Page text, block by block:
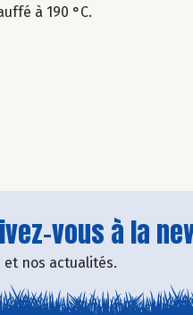
à 190 °C.
vous à la
nos actualités.